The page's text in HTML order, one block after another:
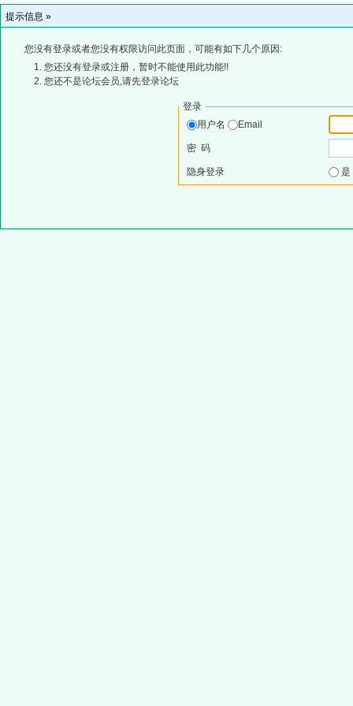
提示信息 »
您没有登录或者您没有权限访问此页面，可能有如下几个原因:
您还没有登录或注册，暂时不能使用此功能!!
您还不是论坛会员,请先登录论坛
登录
用户名
Email
密 码
隐身登录